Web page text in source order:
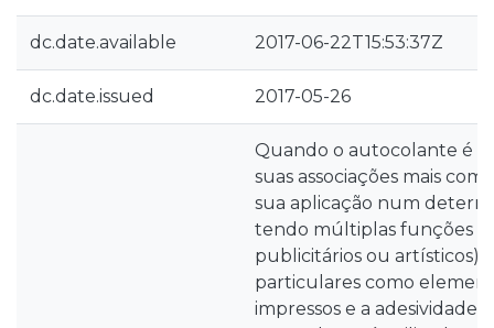
dc.date.available 2017-06-22T15:53:37Z
dc.date.issued 2017-05-26
Quando o autocolante é
suas associações mais
sua aplicação num
tendo múltiplas funções
publicitários ou artísticos)
particulares como
impressos e a adesividade